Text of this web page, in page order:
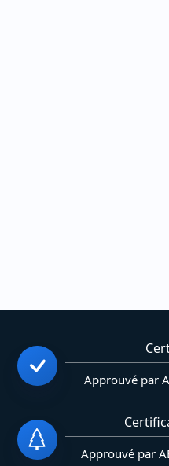
Approuvé par
Approuvé par